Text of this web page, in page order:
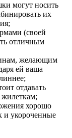
могут носить
их
(своей
отличным
желающим
ей ваша
отдавать
хорошо
и укороченные